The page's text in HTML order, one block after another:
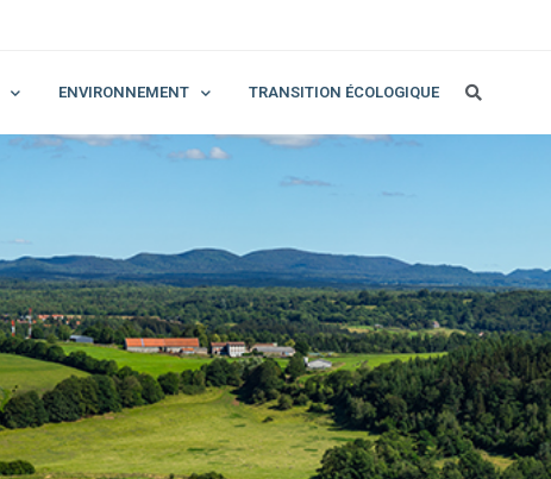
ENVIRONNEMENT TRANSITION ÉCOLOGIQUE